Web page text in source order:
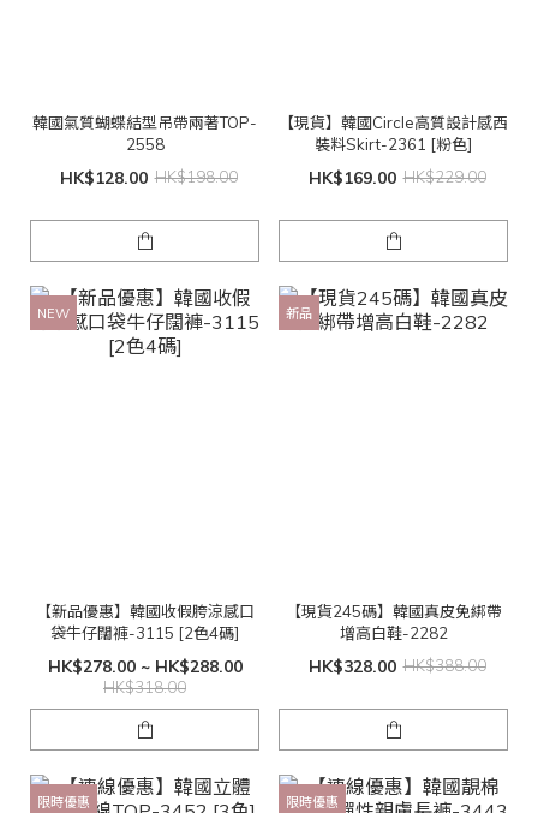
韓國氣質蝴蝶結型吊帶兩著TOP-
2558
HK$128.00 HK$198.00
【現貨】韓國Circle高質設計感西
裝料Skirt-2361 [粉色]
HK$169.00 HK$229.00
NEW
【新品優惠】韓國收假胯涼感口
袋牛仔闊褲-3115 [2色4碼]
HK$278.00 ~ HK$288.00
HK$318.00
新品
【現貨245碼】韓國真皮免綁帶
增高白鞋-2282
HK$328.00 HK$388.00
限時優惠 限時優惠